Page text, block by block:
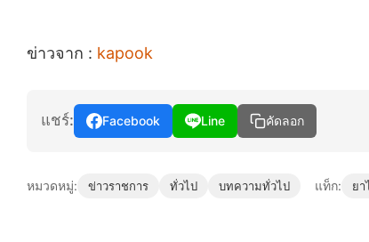
ข่าวจาก : kapook
แชร์: Facebook Line คัดลอก
หมวดหมู่: ข่าวราชการ ทั่วไป บทความทั่วไป แท็ก: ยา